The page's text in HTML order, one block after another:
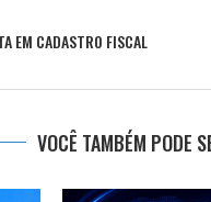
EM CADASTRO FISCAL
VOCÊ TAMBÉM PODE